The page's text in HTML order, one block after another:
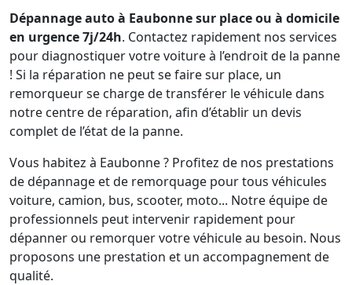
Dépannage auto à Eaubonne sur place ou à domicile
en urgence 7j/24h. Contactez rapidement nos services
pour diagnostiquer votre voiture à l’endroit de la panne
! Si la réparation ne peut se faire sur place, un
remorqueur se charge de transférer le véhicule dans
notre centre de réparation, afin d’établir un devis
complet de l’état de la panne.
Vous habitez à Eaubonne ? Profitez de nos prestations
de dépannage et de remorquage pour tous véhicules
voiture, camion, bus, scooter, moto... Notre équipe de
professionnels peut intervenir rapidement pour
dépanner ou remorquer votre véhicule au besoin. Nous
proposons une prestation et un accompagnement de
qualité.